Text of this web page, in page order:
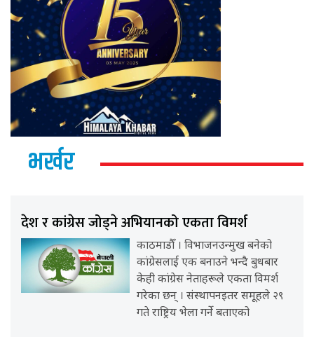
भर्खर
देश र कांग्रेस जोड्ने अभियानको एकता विमर्श
काठमाडौँ । विभाजनउन्मुख बनेको
कांग्रेसलाई एक बनाउने भन्दै बुधबार
केही कांग्रेस नेताहरूले एकता विमर्श
गरेका छन् । संस्थापनइतर समूहले २९
गते राष्ट्रिय भेला गर्ने बताएको